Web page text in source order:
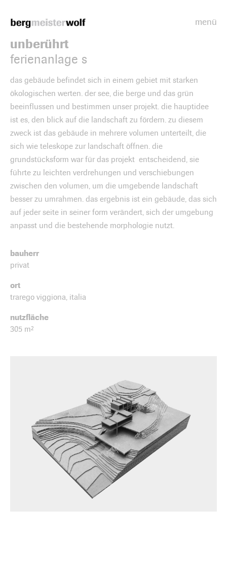
menü
unberührt
ferienanlage s
das gebäude befindet sich in einem gebiet mit starken
ökologischen werten. der see, die berge und das grün
beeinflussen und bestimmen unser projekt. die hauptidee
ist es, den blick auf die landschaft zu fördern. zu diesem
zweck ist das gebäude in mehrere volumen unterteilt, die
sich wie teleskope zur landschaft öffnen. die
grundstücksform war für das projekt entscheidend, sie
führte zu leichten verdrehungen und verschiebungen
zwischen den volumen, um die umgebende landschaft
besser zu umrahmen. das ergebnis ist ein gebäude, das sich
auf jeder seite in seiner form verändert, sich der umgebung
anpasst und die bestehende morphologie nutzt.
bauherr
privat
ort
trarego viggiona, italia
nutzfläche
305 m²